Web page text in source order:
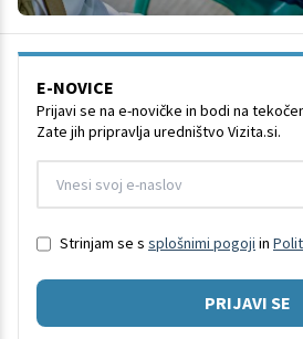
E-NOVICE
Prijavi se na e-novičke in bodi na
Zate jih pripravlja uredništvo Vizita.si.
Strinjam se s splošnimi pogoji in
PRIJAVI SE